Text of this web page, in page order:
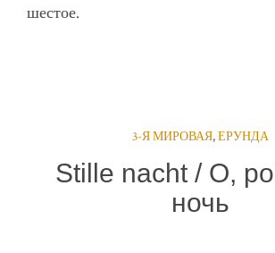
шестое.
3-Я МИРОВАЯ,ЕРУНДА
Stille nacht / О,
ночь